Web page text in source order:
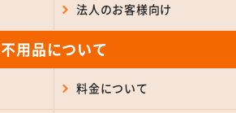
法人のお客様向け
不用品について
料金について